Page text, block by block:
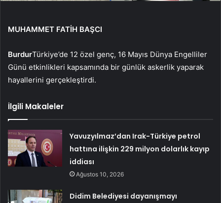
MUHAMMET FATİH BAŞCI
BurdurTürkiye’de 12 özel genç, 16 Mayıs Dünya Engelliler
Günü etkinlikleri kapsamında bir günlük askerlik yaparak
hayallerini gerçekleştirdi.
İlgili Makaleler
Yavuzyılmaz’dan Irak-Türkiye petrol
hattına ilişkin 229 milyon dolarlık kayıp
iddiası
Ağustos 10, 2026
Didim Belediyesi dayanışmayı